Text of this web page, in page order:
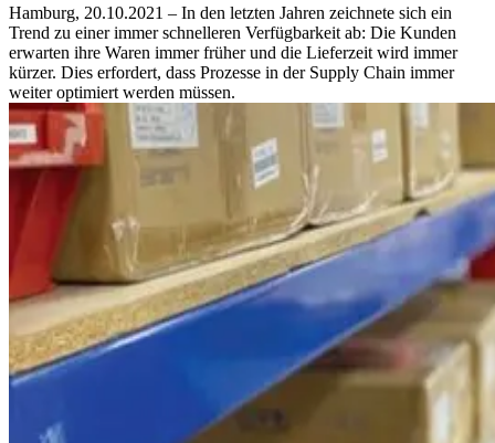
Hamburg, 20.10.2021 – In den letzten Jahren zeichnete sich ein
Trend zu einer immer schnelleren Verfügbarkeit ab: Die Kunden
erwarten ihre Waren immer früher und die Lieferzeit wird immer
kürzer. Dies erfordert, dass Prozesse in der Supply Chain immer
weiter optimiert werden müssen.